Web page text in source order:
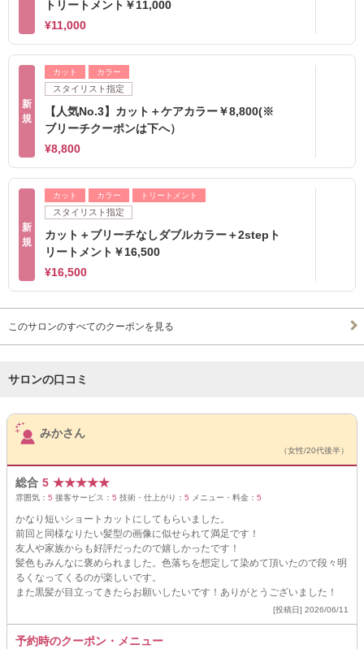
トリートメント￥11,000
¥11,000
新
規
カット カラー
スタイリスト指定
【人気No.3】カット＋ケアカラー￥8,800(※
ブリーチクーポンは下へ）
¥8,800
新
規
カット カラー トリートメント
スタイリスト指定
カット＋ブリーチなしダブルカラー＋2stepト
リートメント￥16,500
¥16,500
このサロンのすべてのクーポンを見る
サロンの口コミ
サロンPick Up
みかさん
（女性/20代後半）
総合 5 ★★★★★
雰囲気： 5 接客サービス： 5 技術・仕上がり： 5 メニュー・料金： 5
かなり短いショートカットにしてもらいました。
前回と同様なりたい髪型の画像に似せられて満足です！
友人や家族からも好評だったので嬉しかったです！
髪色もみんなに褒められました。色落ちを想定して染めて頂いたので段々明
るくなってくるのが楽しいです。
また黒髪が目立ってきたらお願いしたいです！ありがとうございました！
[投稿日] 2026/06/11
予約時のクーポン・メニュー